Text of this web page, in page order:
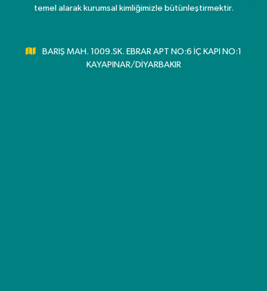
temel alarak kurumsal kimliğimizle bütünleştirmektir.
BARIŞ MAH. 1009.SK. EBRAR APT NO:6 İÇ KAPI NO:1
KAYAPINAR/DİYARBAKIR